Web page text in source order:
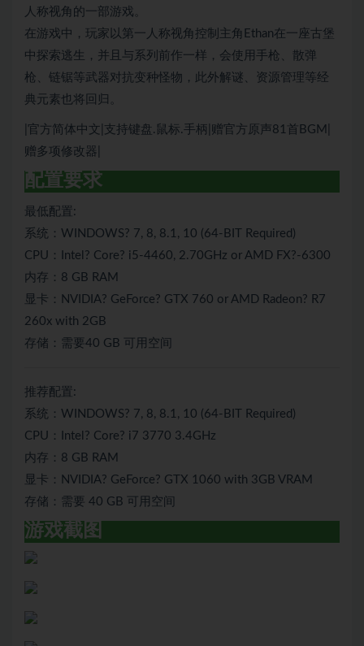
人称视角的一部游戏。
在游戏中，玩家以第一人称视角控制主角Ethan在一座古堡
中探索逃生，并且与系列前作一样，会使用手枪、散弹
枪、链锯等武器对抗变种怪物，此外解谜、资源管理等经
典元素也将回归。
|官方简体中文|支持键盘.鼠标.手柄|赠官方原声81首BGM|
赠多项修改器|
配置要求
最低配置:
系统：WINDOWS? 7, 8, 8.1, 10 (64-BIT Required)
CPU：Intel? Core? i5-4460, 2.70GHz or AMD FX?-6300
内存：8 GB RAM
显卡：NVIDIA? GeForce? GTX 760 or AMD Radeon? R7
260x with 2GB
存储：需要40 GB 可用空间
推荐配置:
系统：WINDOWS? 7, 8, 8.1, 10 (64-BIT Required)
CPU：Intel? Core? i7 3770 3.4GHz
内存：8 GB RAM
显卡：NVIDIA? GeForce? GTX 1060 with 3GB VRAM
存储：需要 40 GB 可用空间
游戏截图